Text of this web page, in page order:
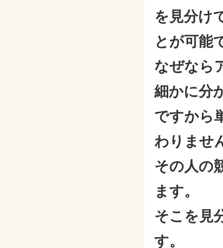
を見分け
とが可能
なぜなら
細かに分
ですから
わりませ
その人の
ます。
そこを見
す。